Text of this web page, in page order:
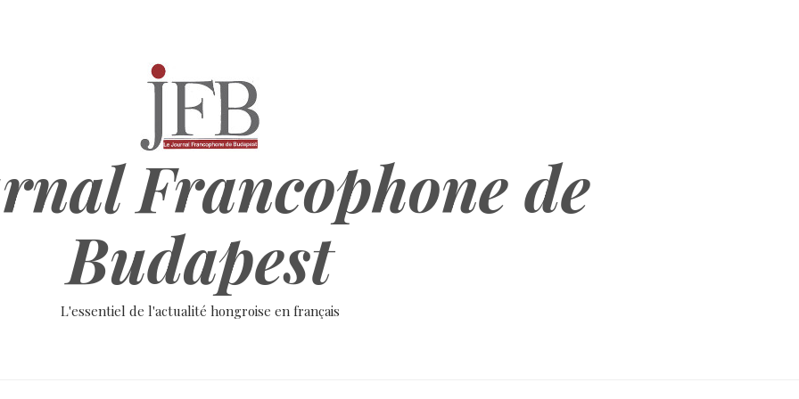
Francophone de
Budapest
L'essentiel de l'actualité hongroise en français